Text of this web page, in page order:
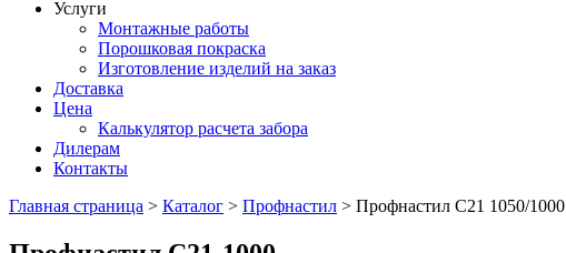
Услуги
Монтажные работы
Порошковая покраска
Изготовление изделий на заказ
Доставка
Цена
Калькулятор расчета забора
Дилерам
Контакты
Главная страница > Каталог > Профнастил > Профнастил C21 1050/1000